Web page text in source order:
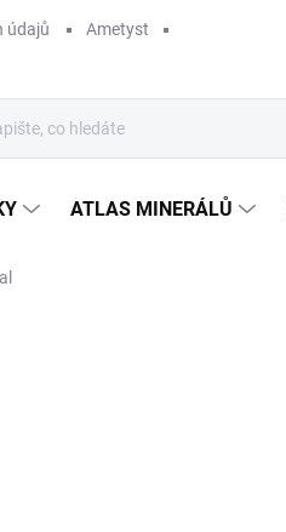
údajů Ametyst
ATLAS MINERÁLŮ